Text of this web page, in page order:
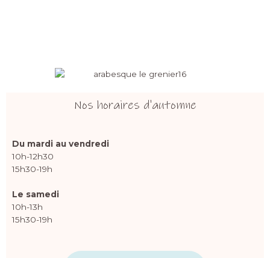
Nos horaires d'automne
Du mardi au vendredi
10h-12h30
15h30-19h
Le samedi
10h-13h
15h30-19h